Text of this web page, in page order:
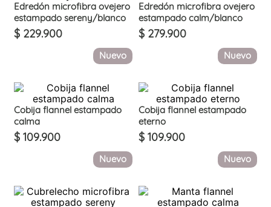
Edredón microfibra ovejero
estampado sereny/blanco
$ 229.900
Nuevo
Edredón microfibra ovejero
estampado calm/blanco
$ 279.900
Nuevo
Cobija flannel estampado
calma
$ 109.900
Nuevo
Cobija flannel estampado
eterno
$ 109.900
Nuevo